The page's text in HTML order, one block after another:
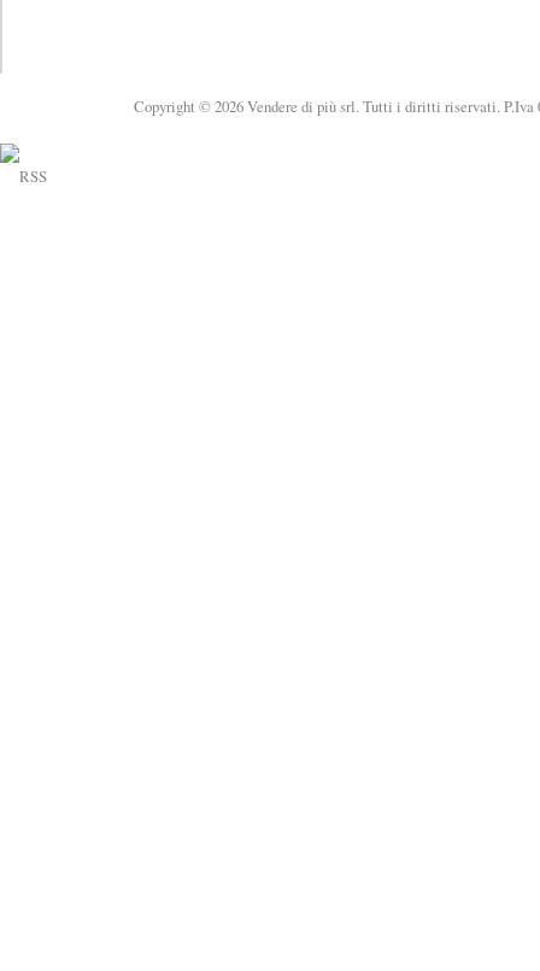
Copyright © 2026 Vendere di più srl. Tutti i diritti riservati. P.Iva